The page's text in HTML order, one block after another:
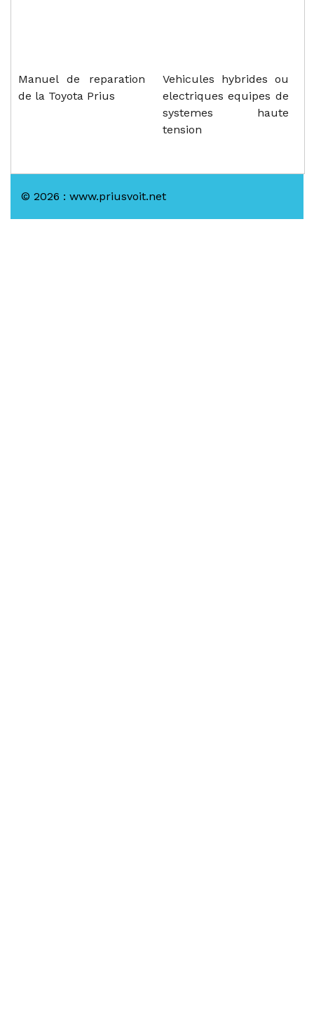
Manuel de reparation
de la Toyota Prius
Vehicules hybrides ou
electriques equipes de
systemes haute
tension
© 2026 : www.priusvoit.net